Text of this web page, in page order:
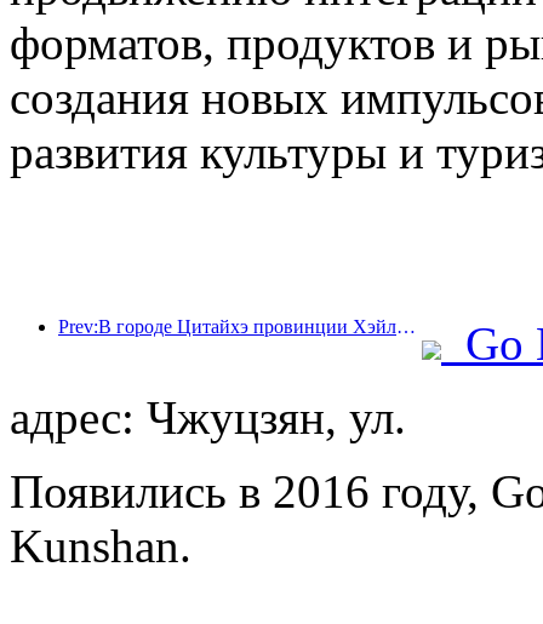
форматов, продуктов и
создания новых
развития культуры и
Prev:В городе Цитайхэ провинции Хэйлунцзян впервые в стране был издан нормативный акт, регулирующий индустрию льда и снега, который поощряет интеграцию искусственного интеллекта и видов спорта на льду и снегу.
Go
адрес: Чжуцзян, ул.
Появились в 2016 году,
Kunshan.